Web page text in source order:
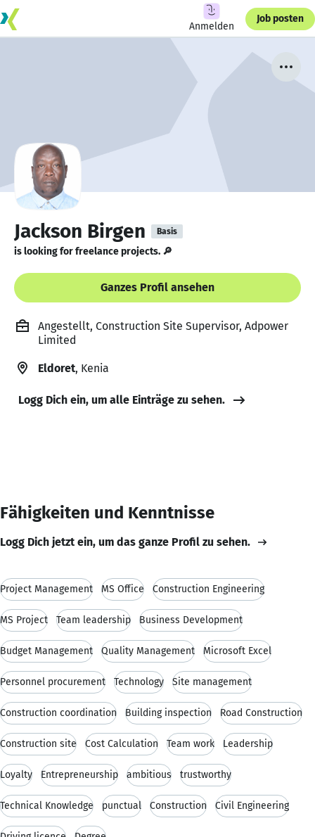
Anmelden
Job posten
Jackson Birgen Basis
is looking for freelance projects. 🔎
Ganzes Profil ansehen
Angestellt, Construction Site Supervisor, Adpower
Limited
Eldoret, Kenia
Logg Dich ein, um alle Einträge zu sehen.
Fähigkeiten und Kenntnisse
Logg Dich jetzt ein, um das ganze Profil zu sehen.
Project Management MS Office Construction Engineering
MS Project Team leadership Business Development
Budget Management Quality Management Microsoft Excel
Personnel procurement Technology Site management
Construction coordination Building inspection Road Construction
Construction site Cost Calculation Team work Leadership
Loyalty Entrepreneurship ambitious trustworthy
Technical Knowledge punctual Construction Civil Engineering